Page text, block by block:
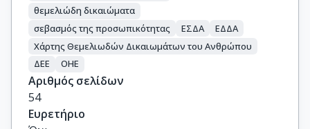
θεμελιώδη δικαιώματα
σεβασμός της προσωπικότητας
ΕΣΔΑ
ΕΔΔΑ
Χάρτης Θεμελιωδών Δικαιωμάτων του Ανθρώπου
ΔΕΕ
ΟΗΕ
Αριθμός σελίδων
54
Ευρετήριο